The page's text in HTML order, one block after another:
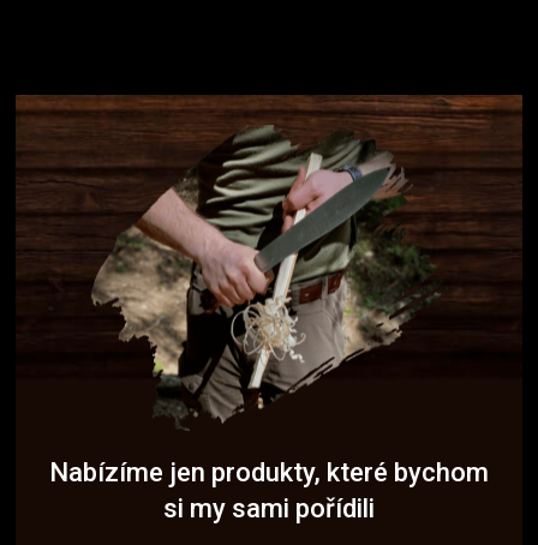
Nabízíme jen produkty, které bychom
si my sami pořídili